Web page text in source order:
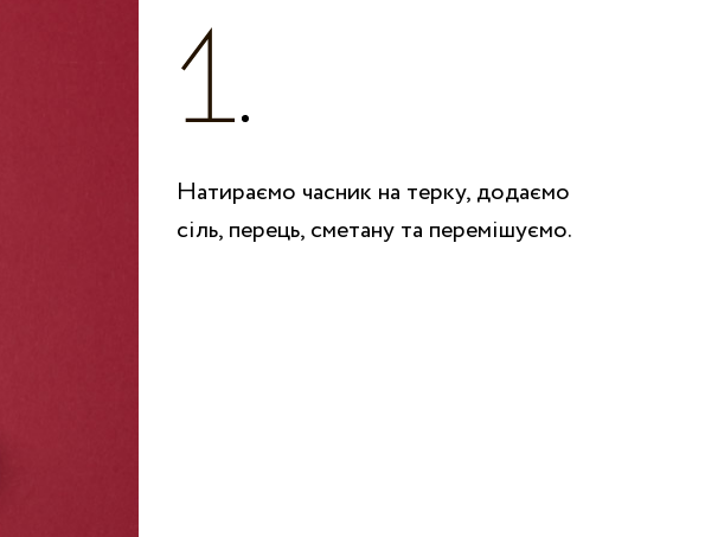
Натираємо часник на терку, додаємо
сіль, перець, сметану та перемішуємо.